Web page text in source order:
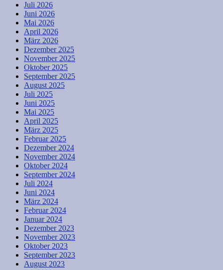
Juli 2026
Juni 2026
Mai 2026
April 2026
März 2026
Dezember 2025
November 2025
Oktober 2025
September 2025
August 2025
Juli 2025
Juni 2025
Mai 2025
April 2025
März 2025
Februar 2025
Dezember 2024
November 2024
Oktober 2024
September 2024
Juli 2024
Juni 2024
März 2024
Februar 2024
Januar 2024
Dezember 2023
November 2023
Oktober 2023
September 2023
August 2023